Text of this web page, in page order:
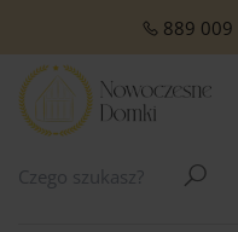
889 009